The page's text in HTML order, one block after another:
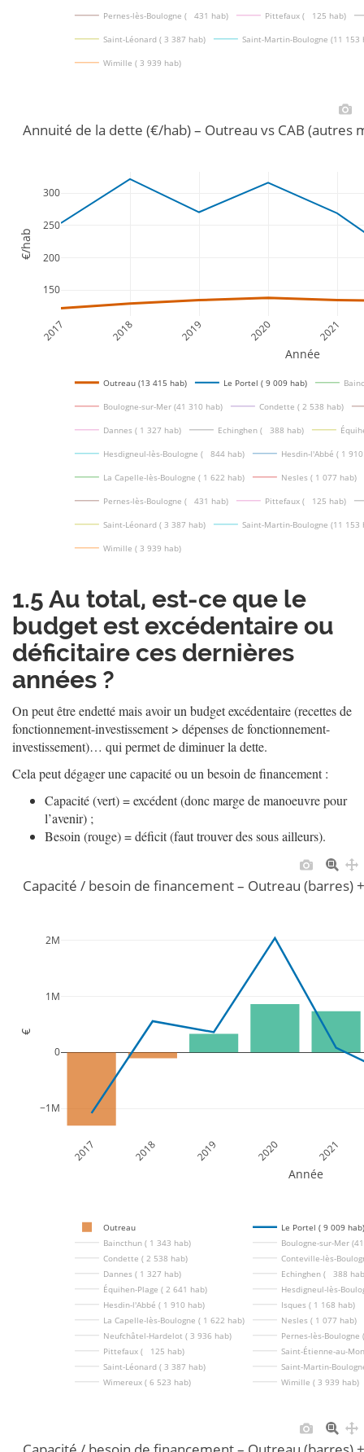
Pernes-lès-Boulogne (   431 hab) Pittefaux (   125 hab)
Saint-Léonard ( 3 387 hab) Saint-Martin-Boulogne (11 153
Wimille ( 3 939 hab)
2017 2018 2019 2020 2021
150
200
250
300
Outreau (13 415 hab) Le Portel ( 9 009 hab)
Boulogne-sur-Mer (41 310 hab) Condette ( 2 538 hab)
Dannes ( 1 327 hab) Echinghen (   388 hab)
Hesdigneul-lès-Boulogne (   844 hab) Hesdin-l'Abbé ( 1
La Capelle-lès-Boulogne ( 1 622 hab) Nesles ( 1 077 hab)
Pernes-lès-Boulogne (   431 hab) Pittefaux (   125 hab)
Saint-Léonard ( 3 387 hab) Saint-Martin-Boulogne (11 153
Wimille ( 3 939 hab)
Annuité de la dette (€/hab) – Outreau vs CAB (autres
Année
€/hab
1.5 Au total, est-ce que le
budget est excédentaire ou
déficitaire ces dernières
années ?
On peut être endetté mais avoir un budget excédentaire (recettes de
fonctionnement-investissement > dépenses de fonctionnement-
investissement)… qui permet de diminuer la dette.
Cela peut dégager une capacité ou un besoin de financement :
Capacité (vert) = excédent (donc marge de manoeuvre pour
l’avenir) ;
Besoin (rouge) = déficit (faut trouver des sous ailleurs).
2017 2018 2019 2020 2021
−1M
0
1M
2M
Outreau
Le Portel ( 9 009
Baincthun ( 1 343 hab)
Boulogne-sur-Mer
Condette ( 2 538 hab)
Conteville-lès-
Dannes ( 1 327 hab)
Echinghen (   388
Équihen-Plage ( 2 641 hab)
Hesdigneul-lès-
Hesdin-l'Abbé ( 1 910 hab)
Isques ( 1 168 hab)
La Capelle-lès-Boulogne ( 1 622 hab)
Nesles ( 1 077 hab)
Neufchâtel-Hardelot ( 3 936 hab)
Pernes-lès-Boulogne
Pittefaux (   125 hab)
Saint-Étienne-au-
Saint-Léonard ( 3 387 hab)
Saint-Martin-
Wimereux ( 6 523 hab)
Wimille ( 3 939 hab)
Capacité / besoin de financement – Outreau (barres)
Année
€